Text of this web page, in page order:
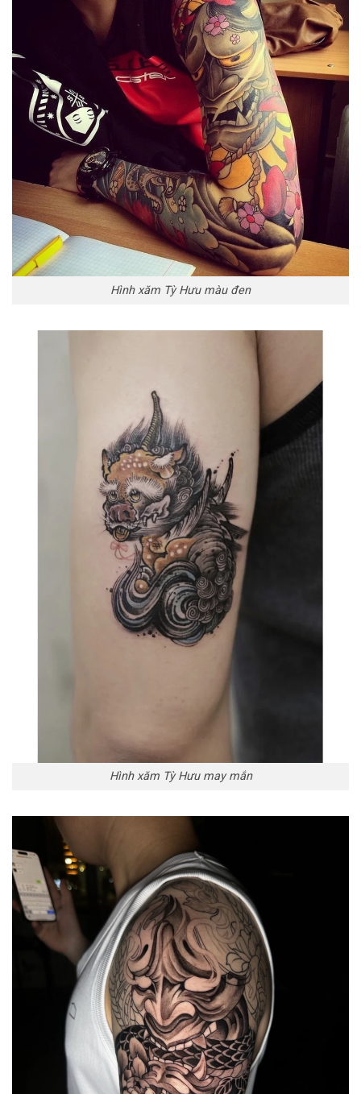
Hình xăm Tỳ Hưu màu đen
Hình xăm Tỳ Hưu may mắn